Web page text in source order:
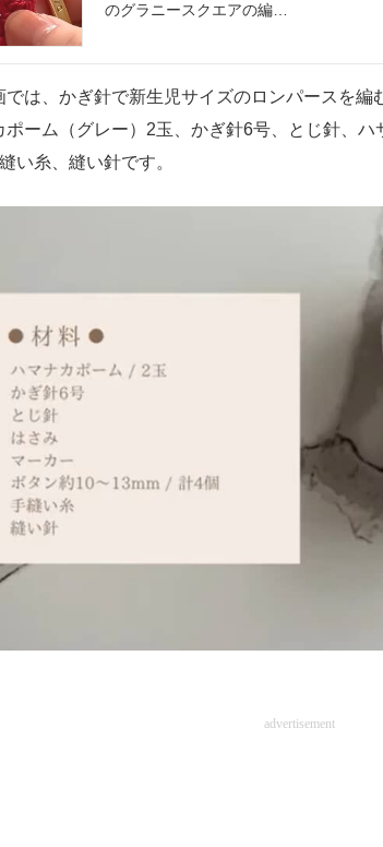
のグラニースクエアの編…
は、かぎ針で新生児サイズのロンパースを編
ポーム（グレー）2玉、かぎ針6号、とじ針、ハ
い糸、縫い針です。
advertisement